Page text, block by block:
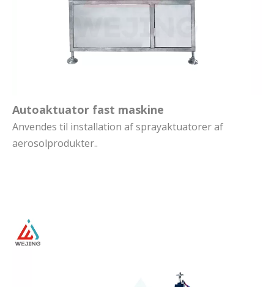
Autoaktuator fast maskine
Anvendes til installation af sprayaktuatorer af
aerosolprodukter..